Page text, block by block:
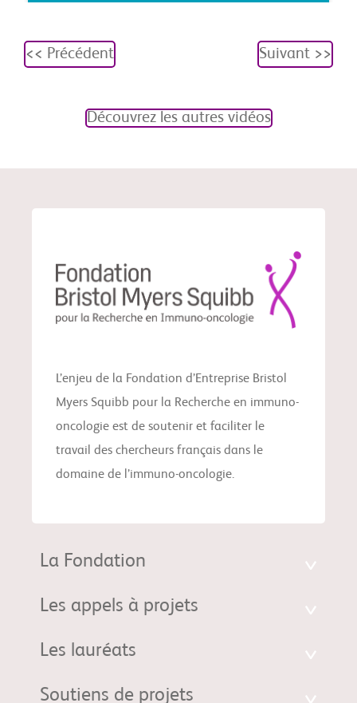
<< Précédent Suivant >>
Découvrez les autres vidéos
L’enjeu de la Fondation d’Entreprise Bristol
Myers Squibb pour la Recherche en immuno-
oncologie est de soutenir et faciliter le
travail des chercheurs français dans le
domaine de l’immuno-oncologie.
La Fondation
Les appels à projets
Les lauréats
Soutiens de projets